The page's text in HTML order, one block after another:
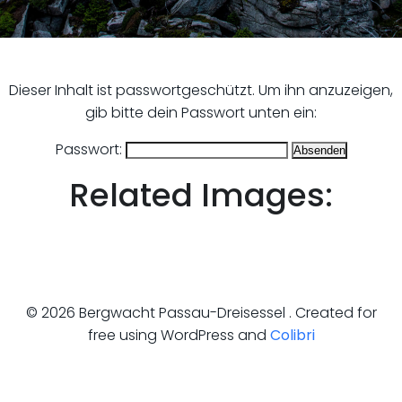
Dieser Inhalt ist passwortgeschützt. Um ihn anzuzeigen,
gib bitte dein Passwort unten ein:
Passwort:
Related Images:
© 2026 Bergwacht Passau-Dreisessel . Created for
free using WordPress and Colibri